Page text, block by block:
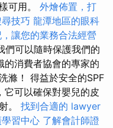
可用。 外燴佈置，打
技巧 龍潭地區的眼科
讓您的業務合法經營
們可以隨時保護我們的
的消費者協會的專家的
滌！ 得益於安全的SPF
它可以確保對嬰兒的皮
。 找到合適的 lawyer
習中心 了解會計師證